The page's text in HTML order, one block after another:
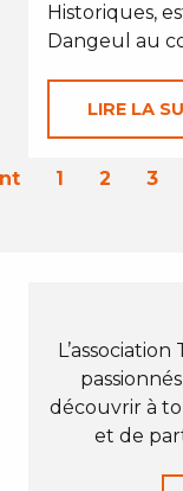
Historiques,
Dangeul au
LIRE LA
1 2 3
découvrir à
et de